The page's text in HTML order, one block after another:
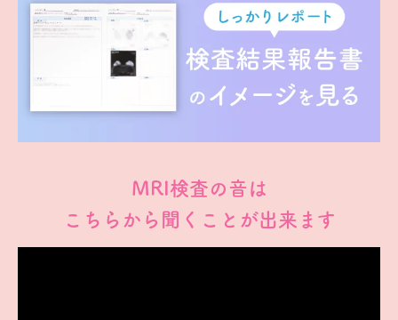
MRI検査の音は
こちらから聞くことが出来ます